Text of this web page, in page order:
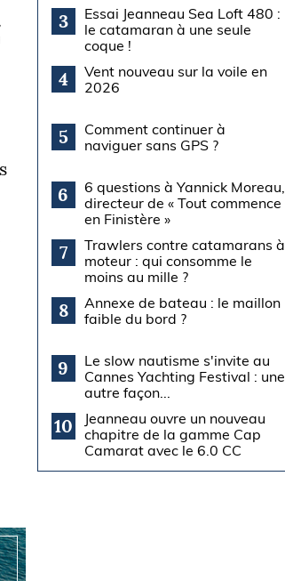
3
Essai Jeanneau Sea Loft 480 :
le catamaran à une seule
coque !
4
Vent nouveau sur la voile en
2026
5
Comment continuer à
naviguer sans GPS ?
6
6 questions à Yannick Moreau,
directeur de « Tout commence
en Finistère »
7
Trawlers contre catamarans à
moteur : qui consomme le
moins au mille ?
8
Annexe de bateau : le maillon
faible du bord ?
9
Le slow nautisme s'invite au
Cannes Yachting Festival : une
autre façon...
10
Jeanneau ouvre un nouveau
chapitre de la gamme Cap
Camarat avec le 6.0 CC